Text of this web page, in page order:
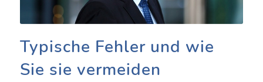
Typische Fehler und wie
Sie sie vermeiden